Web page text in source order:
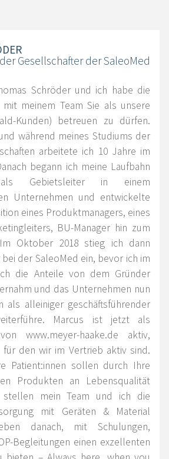
Gesellschafter der SaleoMed
Schröder und ich habe die
mit meinem Team Sie als unsere
Kunden) betreuen zu dürfen.
während meines Studiums der
arbeitete ich 10 Jahre im
begann ich meine Laufbahn
Gebietsleiter in einem
Unternehmen und entwickelte
eines Produktmanagers, eines
BU-Manager hin zum
Im Oktober 2018 stieg ich dann
der SaleoMed ein, bevor ich im
die Anteile von dem Gründer
und das Unternehmen nun
als alleiniger geschäftsführender
Marcus ist jetzt als
von www.meyer-haake.de aktiv,
den wir im Vertrieb aktiv sind.
Patient:innen sollen durch Ihre
Produkten an Lebensqualität
stellen mein Team und ich die
mit Geräten & Material
danach, mit Schulungen,
Begleitungen einen exzellenten